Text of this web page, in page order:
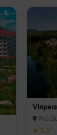
Phú
★ 5.0